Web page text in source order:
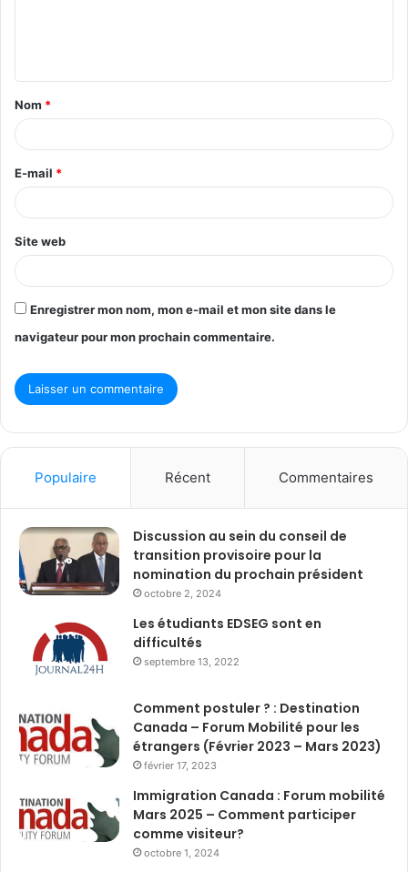
t
a
e
*
Nom *
E-mail *
Site web
Enregistrer mon nom, mon e-mail et mon site dans le
navigateur pour mon prochain commentaire.
Populaire Récent Commentaires
Discussion au sein du conseil de
transition provisoire pour la
nomination du prochain président
octobre 2, 2024
Les étudiants EDSEG sont en
difficultés
septembre 13, 2022
Comment postuler ? : Destination
Canada – Forum Mobilité pour les
étrangers (Février 2023 – Mars 2023)
février 17, 2023
Immigration Canada : Forum mobilité
Mars 2025 – Comment participer
comme visiteur?
octobre 1, 2024